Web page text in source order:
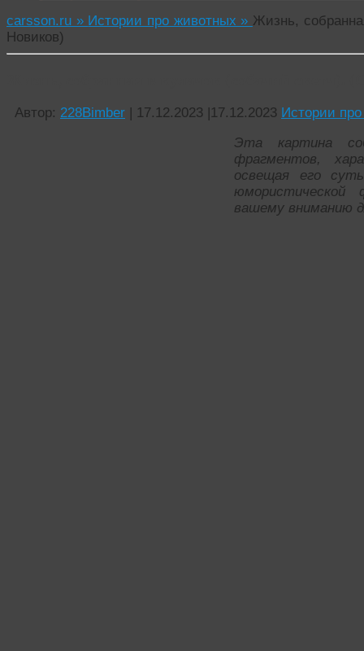
carsson.ru » Истории про животных » Жизнь,
Новиков)
Автор: 228Bimber | 17.12.2023 |17.12.2023 Истории
Эта картина
фрагментов,
освещая его
вашему вниманию